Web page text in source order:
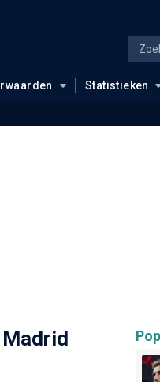
Statistieken